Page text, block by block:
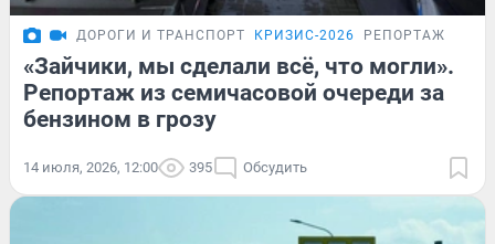
ДОРОГИ И ТРАНСПОРТ КРИЗИС-2026 РЕПОРТАЖ
«Зайчики, мы сделали всё, что могли».
Репортаж из семичасовой очереди за
бензином в грозу
14 июля, 2026, 12:00 395 Обсудить